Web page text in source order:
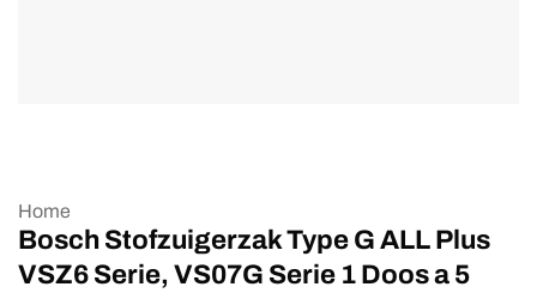
Home
Bosch Stofzuigerzak Type G ALL Plus
VSZ6 Serie, VS07G Serie 1 Doos a 5